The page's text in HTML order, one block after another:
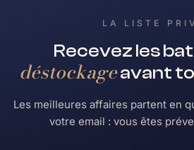
LA LISTE
Recevez les
déstockageavant
Les meilleures affaires partent en
votre email : vous êtes